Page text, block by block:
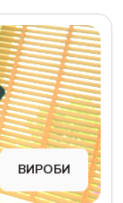
ВИРОБИ